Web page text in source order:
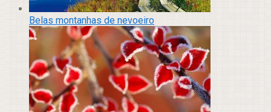
Belas montanhas de nevoeiro